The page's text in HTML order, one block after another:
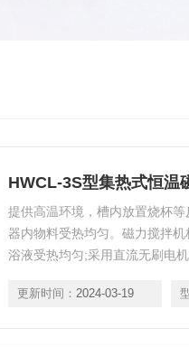
HWCL-3S型集热式恒温
提供高温环境，槽内放置烧杯
器内物料受热均匀。磁力搅拌
浴液受热均匀;采用直流无刷电
更新时间： 2024-03-19